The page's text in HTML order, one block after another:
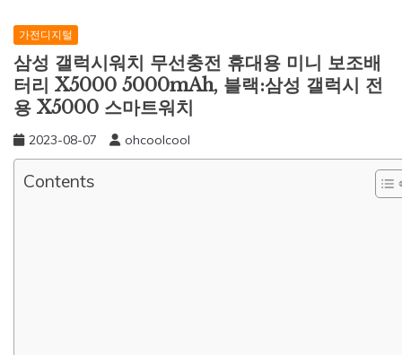
가전디지털
삼성 갤럭시워치 무선충전 휴대용 미니 보조배
터리 X5000 5000mAh, 블랙:삼성 갤럭시 전
용 X5000 스마트워치
2023-08-07 ohcoolcool
Contents